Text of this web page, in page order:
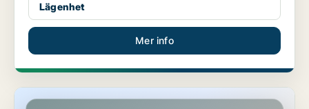
Lägenhet
Mer info
Lägenhet i Sundsvall